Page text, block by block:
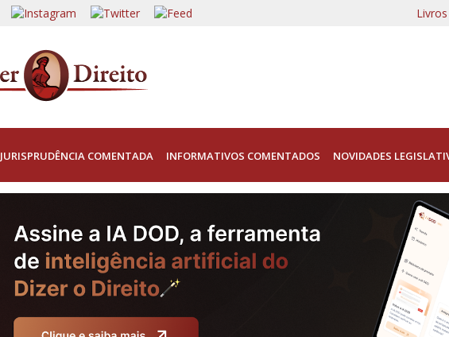
Livros
JURISPRUDÊNCIA COMENTADA INFORMATIVOS COMENTADOS NOVIDADES